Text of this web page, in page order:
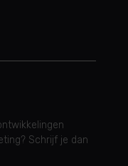
Schrijf je dan